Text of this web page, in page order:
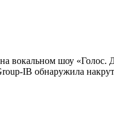
вокальном шоу «Голос.
IB обнаружила